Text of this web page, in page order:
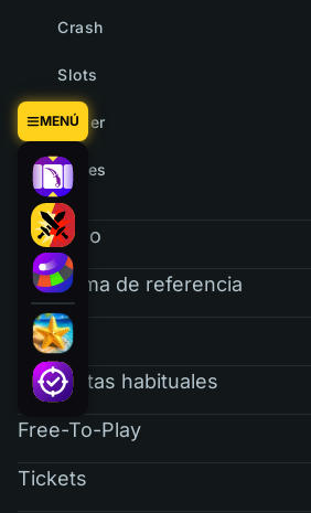
MENÚ
Crash
Slots
Tower
Cases
Mercado
Programa de referencia
RAIN
Preguntas habituales
Free-To-Play
Tickets